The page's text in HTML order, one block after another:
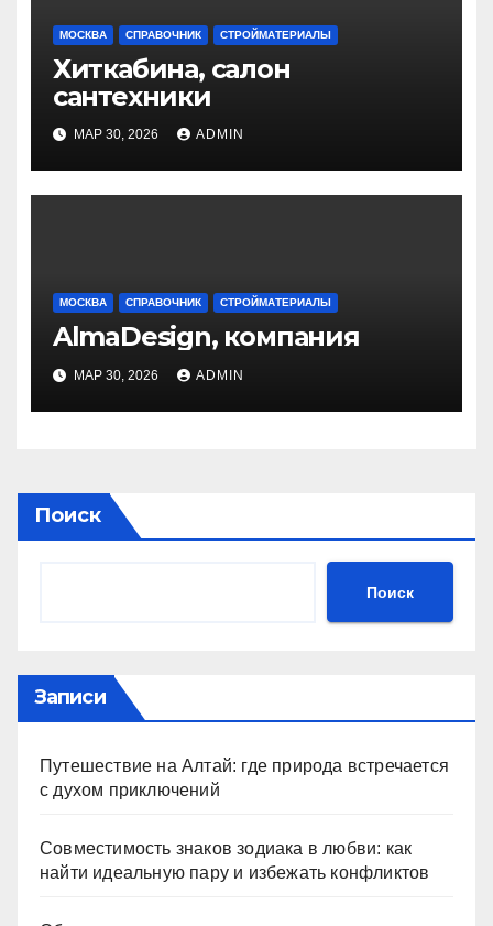
МОСКВА СПРАВОЧНИК СТРОЙМАТЕРИАЛЫ
Хиткабина, салон
сантехники
МАР 30, 2026 ADMIN
МОСКВА СПРАВОЧНИК СТРОЙМАТЕРИАЛЫ
AlmaDesign, компания
МАР 30, 2026 ADMIN
Поиск
Поиск
Записи
Путешествие на Алтай: где природа встречается
с духом приключений
Совместимость знаков зодиака в любви: как
найти идеальную пару и избежать конфликтов